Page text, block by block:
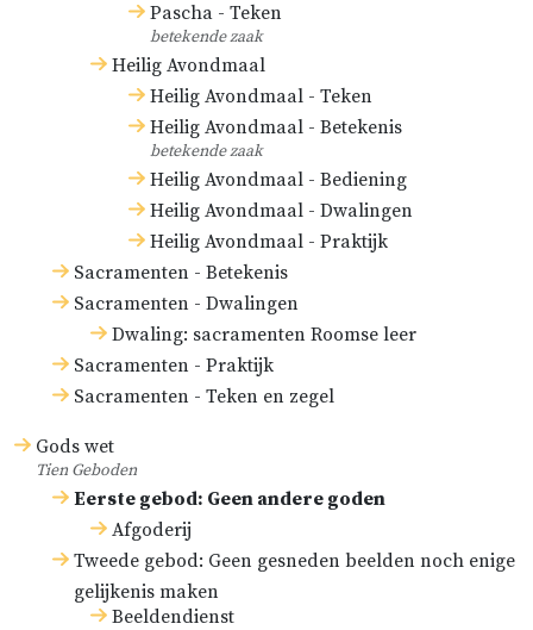
Pascha - Teken
betekende zaak
Heilig Avondmaal
Heilig Avondmaal - Teken
Heilig Avondmaal - Betekenis
betekende zaak
Heilig Avondmaal - Bediening
Heilig Avondmaal - Dwalingen
Heilig Avondmaal - Praktijk
Sacramenten - Betekenis
Sacramenten - Dwalingen
Dwaling: sacramenten Roomse leer
Sacramenten - Praktijk
Sacramenten - Teken en zegel
Gods wet
Tien Geboden
Eerste gebod: Geen andere goden
Afgoderij
Tweede gebod: Geen gesneden beelden noch enige
gelijkenis maken
Beeldendienst